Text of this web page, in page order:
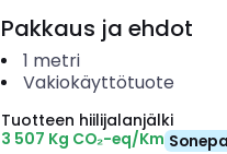
Pakkaus ja ehdot
1 metri
Vakiokäyttötuote
Tuotteen hiilijalanjälki
3 507 Kg CO₂-eq/Km